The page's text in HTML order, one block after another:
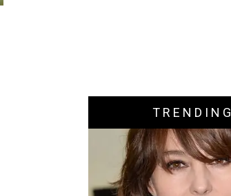
TRENDING